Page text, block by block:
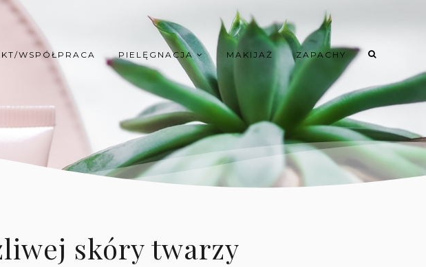
WSPÓŁPRACA PIELĘGNACJA MAKIJAŻ ZAPACHY
skóry twarzy